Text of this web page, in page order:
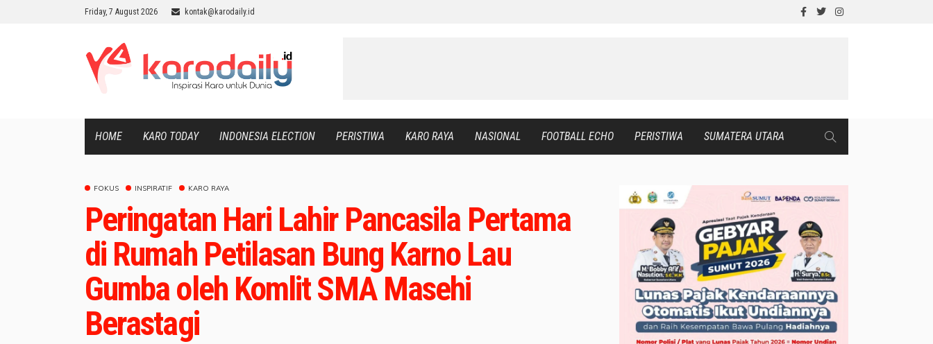
Friday, 7 August 2026 kontak@karodaily.id
HOME KARO TODAY INDONESIA ELECTION PERISTIWA KARO RAYA NASIONAL FOOTBALL ECHO PERISTIWA SUMATERA UTARA
FOKUS INSPIRATIF KARO RAYA
Peringatan Hari Lahir Pancasila Pertama
di Rumah Petilasan Bung Karno Lau
Gumba oleh Komlit SMA Masehi
Berastagi